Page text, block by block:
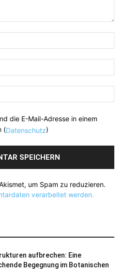
die E-Mail-Adresse in einem
(Datenschutz)
um Spam zu reduzieren.
verarbeitet werden.
aufbrechen: Eine
Begegnung im Botanischen